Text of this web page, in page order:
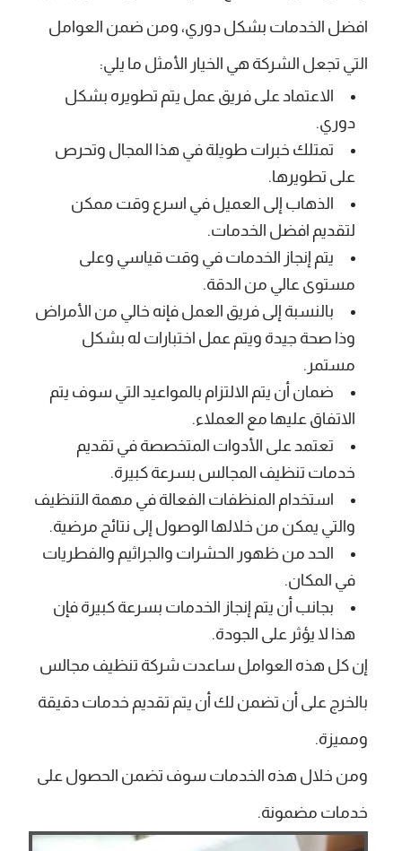
افضل الخدمات بشكل دوري، ومن ضمن العوامل
التي تجعل الشركة هي الخيار الأمثل ما يلي:
الاعتماد على فريق عمل يتم تطويره بشكل
دوري.
تمتلك خبرات طويلة في هذا المجال وتحرص
على تطويرها.
الذهاب إلى العميل في اسرع وقت ممكن
لتقديم افضل الخدمات.
يتم إنجاز الخدمات في وقت قياسي وعلى
مستوى عالي من الدقة.
بالنسبة إلى فريق العمل فإنه خالي من الأمراض
وذا صحة جيدة ويتم عمل اختبارات له بشكل
مستمر.
ضمان أن يتم الالتزام بالمواعيد التي سوف يتم
الاتفاق عليها مع العملاء.
تعتمد على الأدوات المتخصصة في تقديم
خدمات تنظيف المجالس بسرعة كبيرة.
استخدام المنظفات الفعالة في مهمة التنظيف
والتي يمكن من خلالها الوصول إلى نتائج مرضية.
الحد من ظهور الحشرات والجراثيم والفطريات
في المكان.
بجانب أن يتم إنجاز الخدمات بسرعة كبيرة فإن
هذا لا يؤثر على الجودة.
إن كل هذه العوامل ساعدت شركة تنظيف مجالس
بالخرج على أن تضمن لك أن يتم تقديم خدمات دقيقة
ومميزة.
ومن خلال هذه الخدمات سوف تضمن الحصول على
خدمات مضمونة.